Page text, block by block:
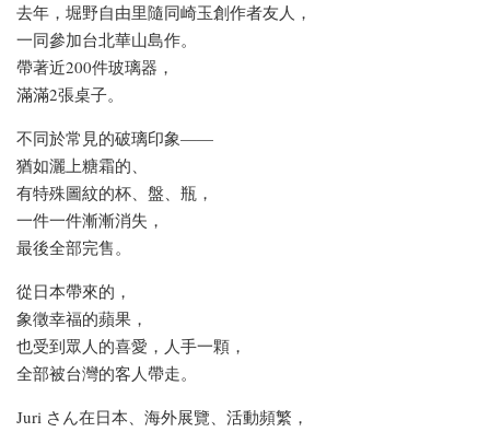
去年，堀野自由里隨同崎玉創作者友人，
一同參加台北華山島作。
帶著近200件玻璃器，
滿滿2張桌子。
不同於常見的破璃印象——
猶如灑上糖霜的、
有特殊圖紋的杯、盤、瓶，
一件一件漸漸消失，
最後全部完售。
從日本帶來的，
象徵幸福的蘋果，
也受到眾人的喜愛，人手一顆，
全部被台灣的客人帶走。
Juri さん在日本、海外展覽、活動頻繁，